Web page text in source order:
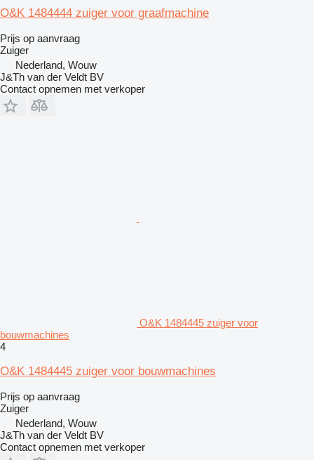
O&K 1484444 zuiger voor graafmachine
Prijs op aanvraag
Zuiger
Nederland, Wouw
J&Th van der Veldt BV
Contact opnemen met verkoper
O&K 1484445 zuiger voor
bouwmachines
4
O&K 1484445 zuiger voor bouwmachines
Prijs op aanvraag
Zuiger
Nederland, Wouw
J&Th van der Veldt BV
Contact opnemen met verkoper